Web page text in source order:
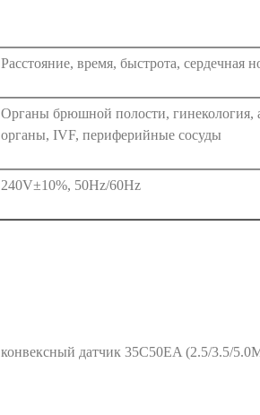
Расстояние, время, быстрота, сердечная
Органы брюшной полости, гинекология,
органы, IVF, периферийные сосуды
240V±10%, 50Hz/60Hz
конвексный датчик 35C50EA (2.5/3.5/